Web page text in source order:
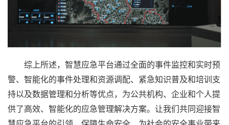
综上所述，智慧应急平台通过全面的事件监控和实时预
警、智能化的事件处理和资源调配、紧急知识普及和培训支
持以及数据管理和分析等优点，为公共机构、企业和个人提
供了高效、智能化的应急管理解决方案。让我们共同迎接智